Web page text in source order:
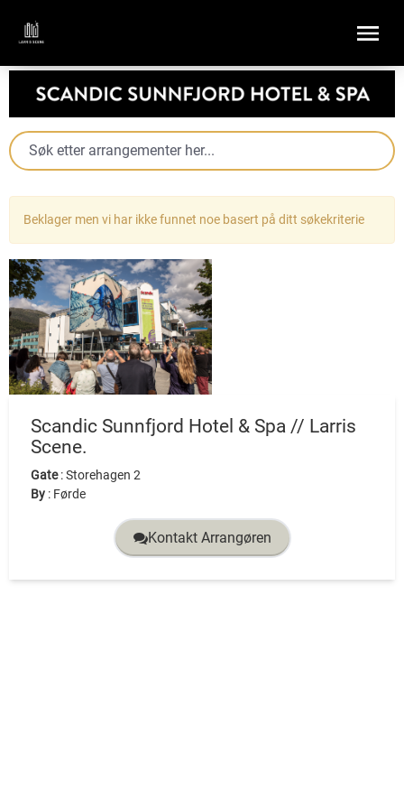
Beklager men vi har ikke funnet noe basert på ditt søkekriterie
Scandic Sunnfjord Hotel & Spa // Larris
Scene.
Gate :Storehagen 2
By : Førde
Kontakt Arrangøren